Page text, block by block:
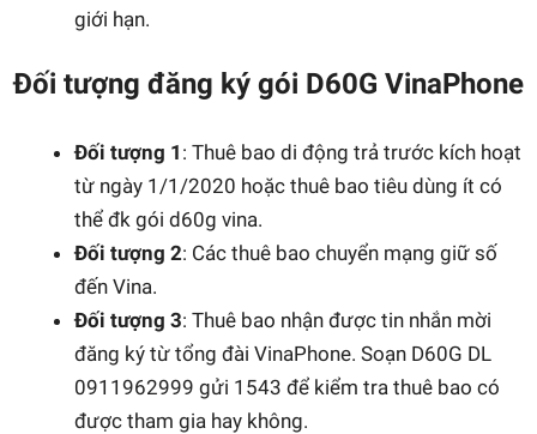
giới hạn.
Đối tượng đăng ký gói D60G VinaPhone
Đối tượng 1 : Thuê bao di động trả trước kích hoạt
từ ngày 1/1/2020 hoặc thuê bao tiêu dùng ít có
thể đk gói d60g vina.
Đối tượng 2: Các thuê bao chuyển mạng giữ số
đến Vina.
Đối tượng 3: Thuê bao nhận được tin nhắn mời
đăng ký từ tổng đài VinaPhone. Soạn D60G DL
0911962999 gửi 1543 để kiểm tra thuê bao có
được tham gia hay không.